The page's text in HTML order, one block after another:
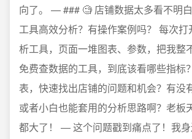
向了。 — ### 🧐 店铺数据太多看不明
工具高效分析？有操作案例吗？ 每次打
析工具，页面一堆图表、参数，把我整
免费查数据的工具，到底该看哪些指标
表，快速找出店铺的问题和机会？有没
或者小白也能套用的分析思路啊？老板
都大了！ — 这个问题戳到痛点了！我